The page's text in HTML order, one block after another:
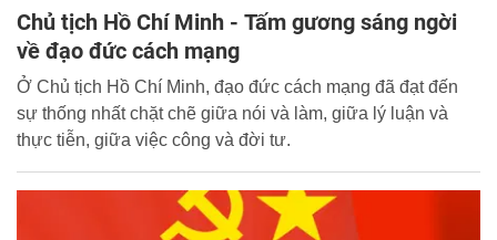
Chủ tịch Hồ Chí Minh - Tấm gương sáng ngời
về đạo đức cách mạng
Ở Chủ tịch Hồ Chí Minh, đạo đức cách mạng đã đạt đến
sự thống nhất chặt chẽ giữa nói và làm, giữa lý luận và
thực tiễn, giữa việc công và đời tư.